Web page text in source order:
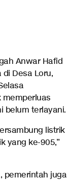
Anwar Hafid
di Desa Loru,
memperluas
belum terlayani.
listrik
yang ke-905,”
pemerintah juga